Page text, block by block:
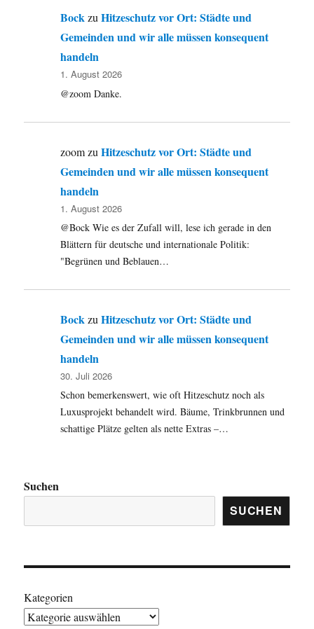
BockzuHitzeschutz vor Ort: Städte und
Gemeinden und wir alle müssen konsequent
handeln
1. August 2026
@zoom Danke.
zoomzuHitzeschutz vor Ort: Städte und
Gemeinden und wir alle müssen konsequent
handeln
1. August 2026
@Bock Wie es der Zufall will, lese ich gerade in den
Blättern für deutsche und internationale Politik:
"Begrünen und Beblauen…
Bock zuHitzeschutz vor Ort: Städte und
Gemeinden und wir alle müssen konsequent
handeln
30. Juli 2026
Schon bemerkenswert, wie oft Hitzeschutz noch als
Luxusprojekt behandelt wird. Bäume, Trinkbrunnen und
schattige Plätze gelten als nette Extras –…
Suchen
SUCHEN
Kategorien